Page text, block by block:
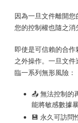
因為一旦文件離開
您的控制權也隨之消
即使是可信賴的合
之外操作。一旦文
臨一系列無形風險：
📤 無法控制的
能將敏感數據
💾 永久可訪問